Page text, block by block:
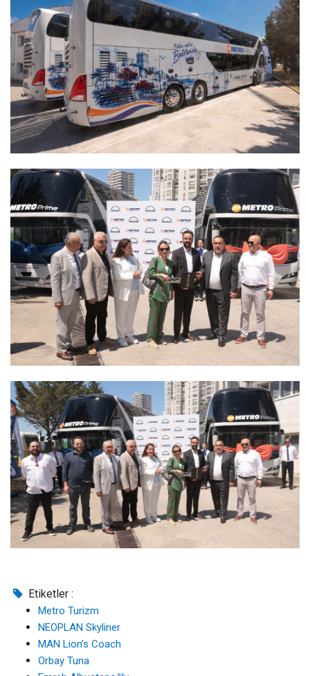
Etiketler :
Metro Turizm
NEOPLAN Skyliner
MAN Lion’s Coach
Orbay Tuna